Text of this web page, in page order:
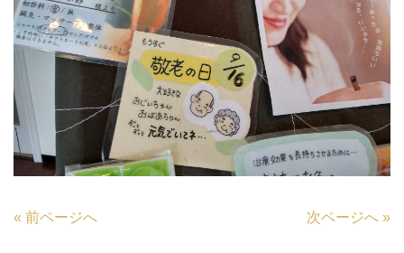
« 前ページへ 次ページへ »